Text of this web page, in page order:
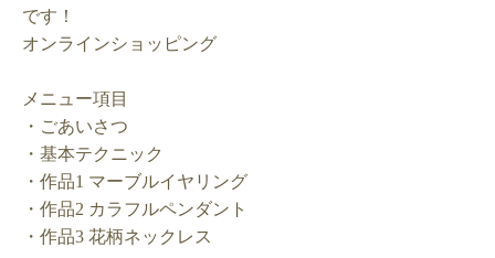
です！
オンラインショッピング
メニュー項目
・ごあいさつ
・基本テクニック
・作品1 マーブルイヤリング
・作品2 カラフルペンダント
・作品3 花柄ネックレス